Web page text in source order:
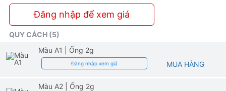
Đăng nhập để xem giá
QUY CÁCH (5)
Màu A1
| Ống 2g
Đăng nhập xem giá MUA HÀNG
Màu A2 | Ống 2g